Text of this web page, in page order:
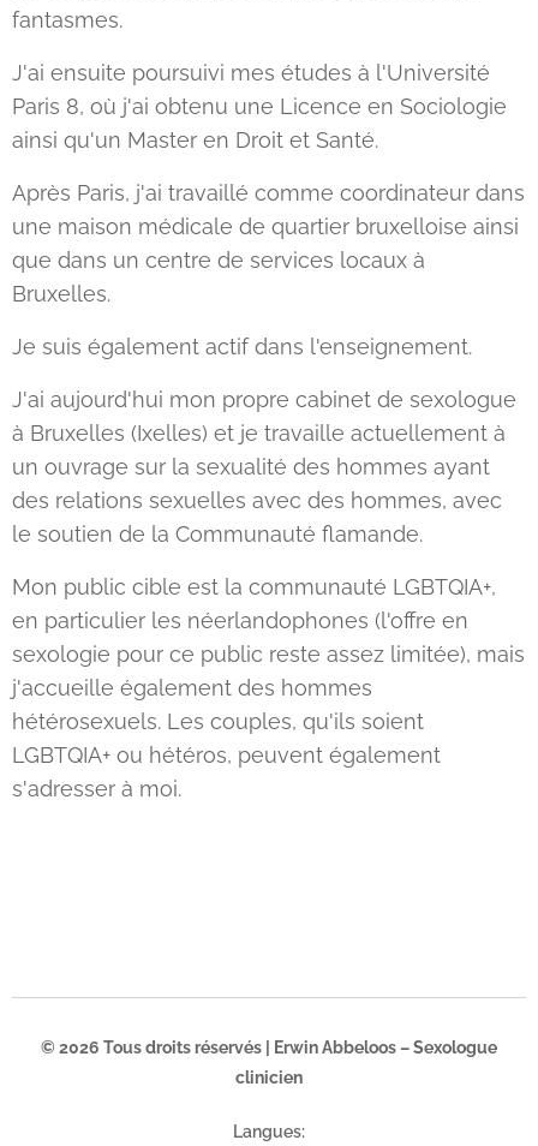
fantasmes.
J'ai ensuite poursuivi mes études à l'Université
Paris 8, où j'ai obtenu une Licence en Sociologie
ainsi qu'un Master en Droit et Santé.
Après Paris, j'ai travaillé comme coordinateur dans
une maison médicale de quartier bruxelloise ainsi
que dans un centre de services locaux à
Bruxelles.
Je suis également actif dans l'enseignement.
J'ai aujourd'hui mon propre cabinet de sexologue
à Bruxelles (Ixelles) et je travaille actuellement à
un ouvrage sur la sexualité des hommes ayant
des relations sexuelles avec des hommes, avec
le soutien de la Communauté flamande.
Mon public cible est la communauté LGBTQIA+,
en particulier les néerlandophones (l'offre en
sexologie pour ce public reste assez limitée), mais
j'accueille également des hommes
hétérosexuels. Les couples, qu'ils soient
LGBTQIA+ ou hétéros, peuvent également
s'adresser à moi.
© 2026 Tous droits réservés | Erwin Abbeloos – Sexologue
clinicien
Langues